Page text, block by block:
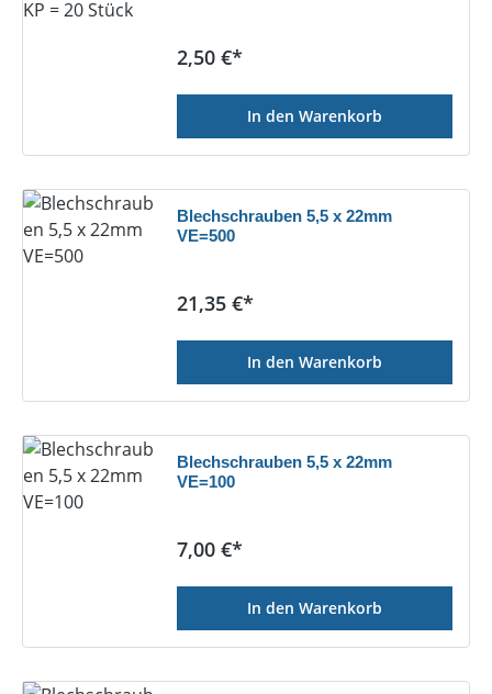
Regulärer Preis:
2,50 €*
In den Warenkorb
Blechschrauben 5,5 x 22mm
VE=500
Regulärer Preis:
21,35 €*
In den Warenkorb
Blechschrauben 5,5 x 22mm
VE=100
Regulärer Preis:
7,00 €*
In den Warenkorb